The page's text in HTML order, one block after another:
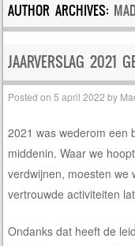
AUTHOR ARCHIVES:
JAARVERSLAG 2021
Posted on5 april 2022 by
2021 was wederom een
middenin. Waar we
verdwijnen, moesten we
vertrouwde activiteiten
Ondanks dat heeft de